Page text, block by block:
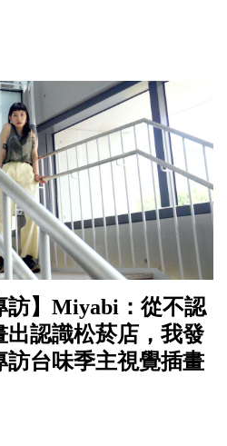
訪】Miyabi：從不認
出認識松菸店，我發
訪台味季主視覺插畫